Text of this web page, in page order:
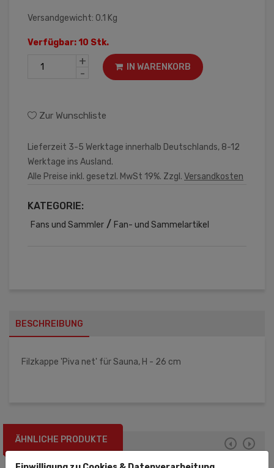
Versandgewicht: 0.1 Kg
Verfügbar: 10 Stk.
+
-
IN WARENKORB
Zur Wunschliste
Lieferzeit 3-5 Werktage innerhalb Deutschlands, 8-12
Werktage ins Ausland.
Alle Preise inkl. gesetzl. MwSt 19%. Zzgl. Versandkosten
KATEGORIE:
Fans und Sammler / Fan- und Sammelartikel
BESCHREIBUNG
Filzkappe 'Piva net' für Sauna, H - 26 cm
ÄHNLICHE PRODUKTE